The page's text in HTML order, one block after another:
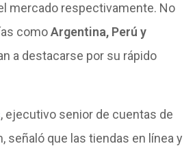
mercado respectivamente. No
comoArgentina, Perú y
a destacarse por su rápido
, ejecutivo senior de cuentas de
señaló que las tiendas en línea y